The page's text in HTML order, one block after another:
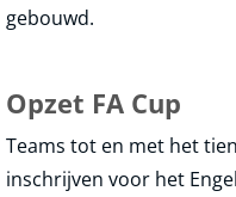
gebouwd.
Opzet FA Cup
Teams tot en met het
inschrijven voor het